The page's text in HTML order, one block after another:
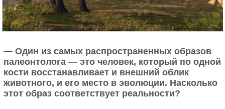
— Один из самых распространенных образов
палеонтолога — это человек, который по одной
кости восстанавливает и внешний облик
животного, и его место в эволюции. Насколько
этот образ соответствует реальности?